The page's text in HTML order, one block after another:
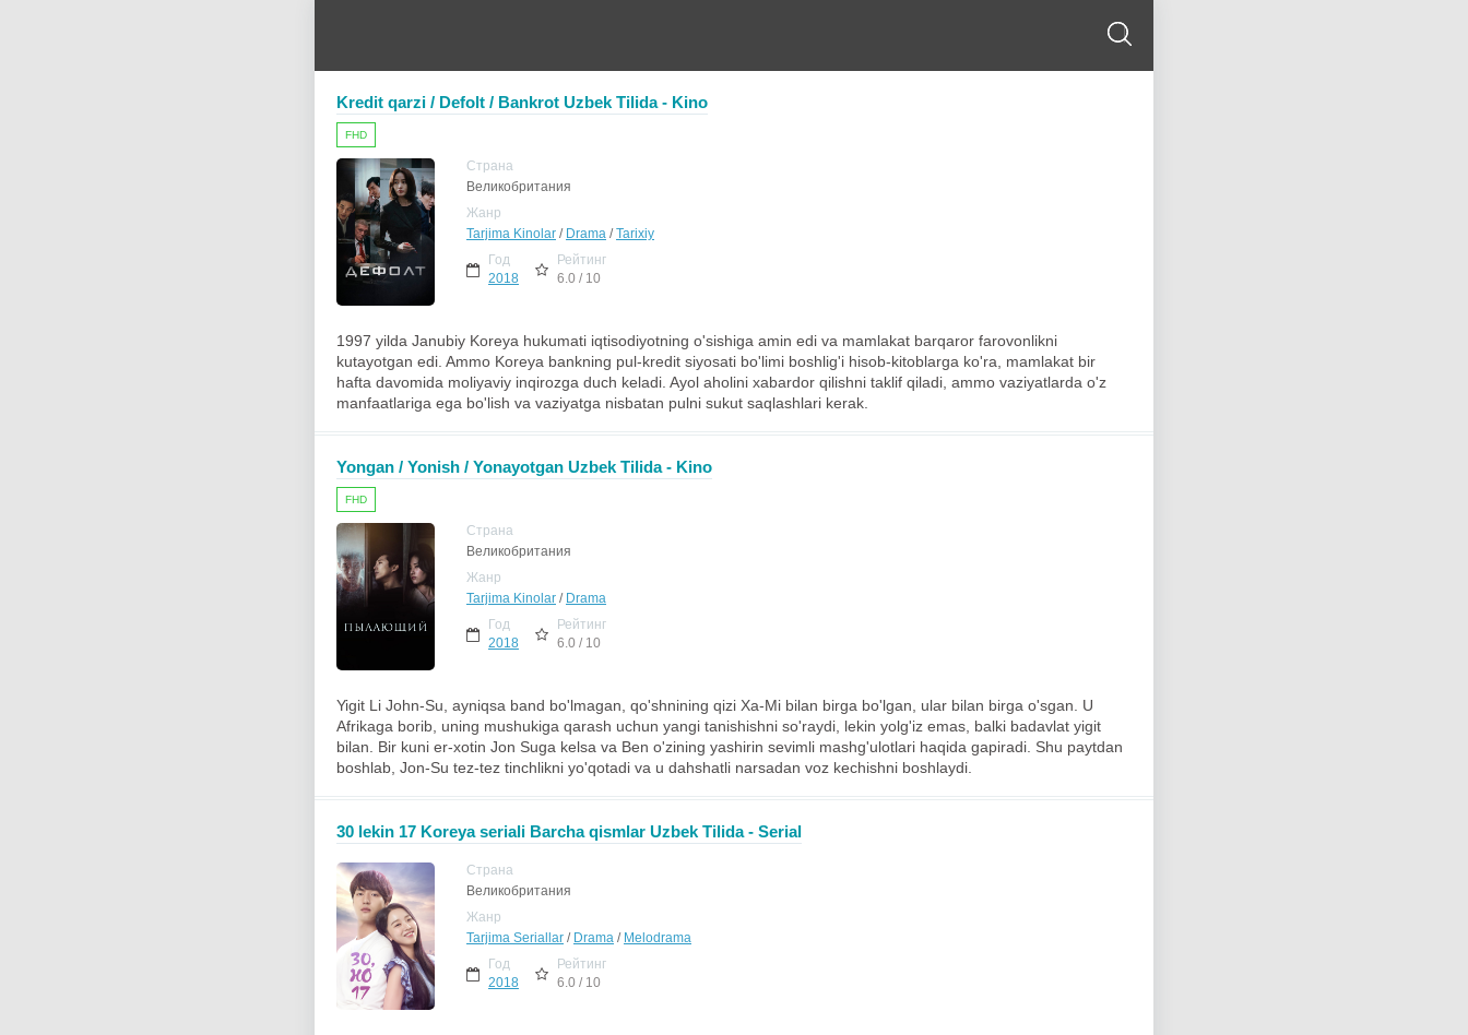
Kredit qarzi / Defolt / Bankrot Uzbek Tilida - Kino
FHD
Страна
Великобритания
Жанр
Tarjima Kinolar / Drama /Tarixiy
Год
2018
Рейтинг
6.0 / 10
1997 yilda Janubiy Koreya hukumati iqtisodiyotning o'sishiga amin edi va mamlakat barqaror farovonlikni
kutayotgan edi. Ammo Koreya bankning pul-kredit siyosati bo'limi boshlig'i hisob-kitoblarga ko'ra, mamlakat bir
hafta davomida moliyaviy inqirozga duch keladi. Ayol aholini xabardor qilishni taklif qiladi, ammo vaziyatlarda o'z
manfaatlariga ega bo'lish va vaziyatga nisbatan pulni sukut saqlashlari kerak.
Yongan / Yonish / Yonayotgan Uzbek Tilida - Kino
FHD
Страна
Великобритания
Жанр
Tarjima Kinolar / Drama
Год
2018
Рейтинг
6.0 / 10
Yigit Li John-Su, ayniqsa band bo'lmagan, qo'shnining qizi Xa-Mi bilan birga bo'lgan, ular bilan birga o'sgan. U
Afrikaga borib, uning mushukiga qarash uchun yangi tanishishni so'raydi, lekin yolg'iz emas, balki badavlat yigit
bilan. Bir kuni er-xotin Jon Suga kelsa va Ben o'zining yashirin sevimli mashg'ulotlari haqida gapiradi. Shu paytdan
boshlab, Jon-Su tez-tez tinchlikni yo'qotadi va u dahshatli narsadan voz kechishni boshlaydi.
30 lekin 17 Koreya seriali Barcha qismlar Uzbek Tilida - Serial
Страна
Великобритания
Жанр
Tarjima Seriallar / Drama / Melodrama
Год
2018
Рейтинг
6.0 / 10